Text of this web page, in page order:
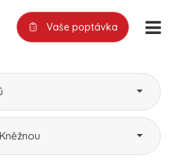
Vaše poptávka